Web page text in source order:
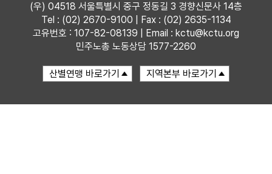
(우) 04518 서울특별시 중구 정동길 3 경향신문사 14층
Tel : (02) 2670-9100 | Fax : (02) 2635-1134
고유번호 : 107-82-08139 | Email : kctu@kctu.org
민주노총 노동상담 1577-2260